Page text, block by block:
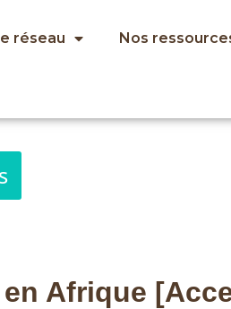
réseau Nos
Afrique